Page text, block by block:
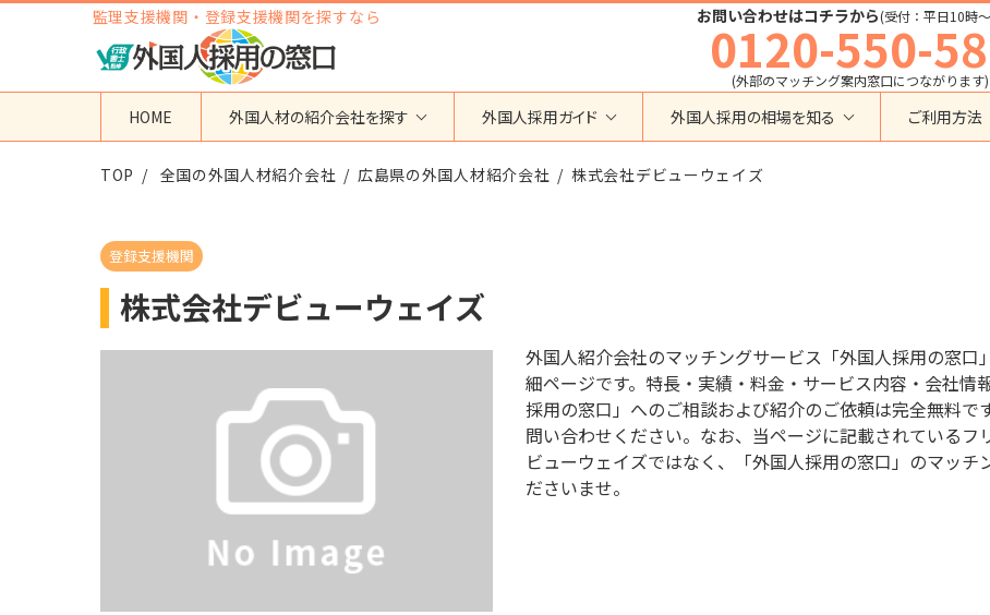
監理支援機関・登録支援機関を探すなら お問い合わせはコチラから(受付：平日10時
0120-550-
(外部のマッチング案内窓口につながります)
HOME 外国人材の紹介会社を探す
地域から検索する
神奈川県
大阪府
その他の地域
国籍から検索する
ミャンマー
タイ
ネパール
中国
その他の国籍
在留資格から検索する
高度専門職
留学
インターンシップ
特定活動
介護
医療
運送・ドライバー
自動車整備
宿泊
外食
農業
外国人採用ガイド
特定技能
外国人採用
在留資格・ビザ
教育・研修
外国人採用の相場を知る
育成就労外国人の受け入れ相場
ご利用方法
TOP 全国の外国人材紹介会社 広島県の外国人材紹介会社 株式会社デビューウェイズ
登録支援機関
株式会社デビューウェイズ
外国人紹介会社のマッチングサービス「外国人採用の窓
細ページです。特長・実績・料金・サービス内容・会社情
採用の窓口」へのご相談および紹介のご依頼は完全無料
問い合わせください。なお、当ページに記載されている
ビューウェイズではなく、「外国人採用の窓口」のマッ
ださいませ。